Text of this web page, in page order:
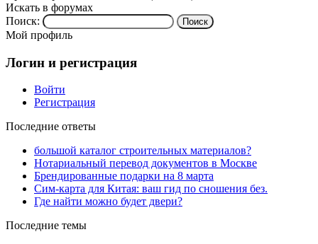
Искать в форумах
Поиск:
Мой профиль
Логин и регистрация
Войти
Регистрация
Последние ответы
большой каталог строительных материалов?
Нотариальный перевод документов в Москве
Брендированные подарки на 8 марта
Сим-карта для Китая: ваш гид по сношения без.
Где найти можно будет двери?
Последние темы